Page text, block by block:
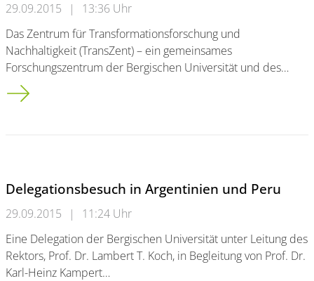
29.09.2015 |
13:36 Uhr
Das Zentrum für Transformationsforschung und
Nachhaltigkeit (TransZent) – ein gemeinsames
Forschungszentrum der Bergischen Universität und des…
Kick-Off-Veranstaltung zum BMBF-Projekt „Wohlstands-
Delegationsbesuch in Argentinien und Peru
29.09.2015 |
11:24 Uhr
Eine Delegation der Bergischen Universität unter Leitung des
Rektors, Prof. Dr. Lambert T. Koch, in Begleitung von Prof. Dr.
Karl-Heinz Kampert…